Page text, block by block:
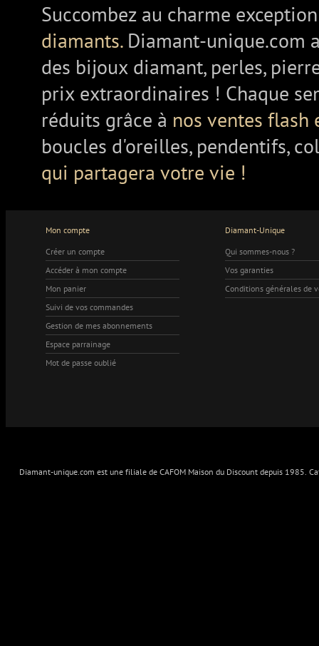
Succombez au charme
diamants. Diamant-unique.com
des bijoux diamant, perles,
prix extraordinaires ! Chaque
réduits grâce à nos ventes
boucles d'oreilles, pendentifs,
qui partagera votre vie !
Mon compte
Créer un compte
Accéder à mon compte
Mon panier
Suivi de vos commandes
Gestion de mes abonnements
Espace parrainage
Mot de passe oublié
Diamant-Unique
Qui sommes-nous ?
Vos garanties
Conditions générales de
Diamant-unique.com est une filiale de CAFOM Maison du Discount depuis 1985.